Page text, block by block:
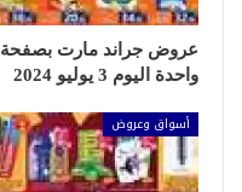
عروض جراند مارت بصفحة
واحدة اليوم 3 يوليو 2024
أسواق وعروض